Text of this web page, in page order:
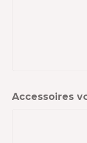
Accessoires